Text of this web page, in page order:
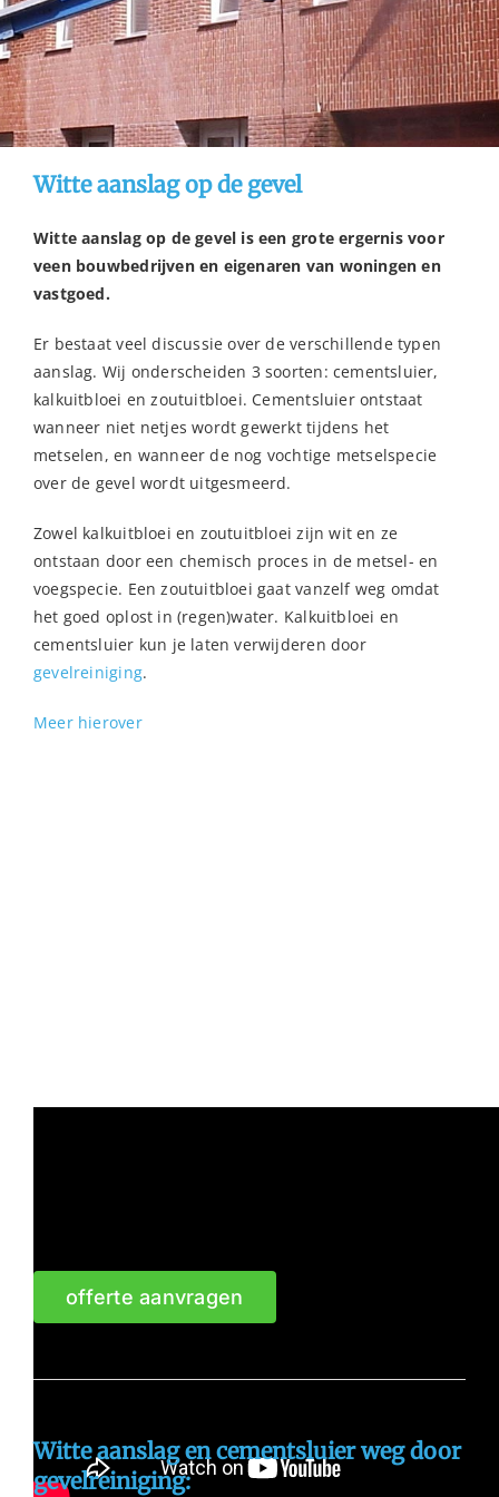
Witte aanslag op de gevel
Witte aanslag op de gevel is een grote ergernis voor
veen bouwbedrijven en eigenaren van woningen en
vastgoed.
Er bestaat veel discussie over de verschillende typen
aanslag. Wij onderscheiden 3 soorten: cementsluier,
kalkuitbloei en zoutuitbloei. Cementsluier ontstaat
wanneer niet netjes wordt gewerkt tijdens het
metselen, en wanneer de nog vochtige metselspecie
over de gevel wordt uitgesmeerd.
Zowel kalkuitbloei en zoutuitbloei zijn wit en ze
ontstaan door een chemisch proces in de metsel- en
voegspecie. Een zoutuitbloei gaat vanzelf weg omdat
het goed oplost in (regen)water. Kalkuitbloei en
cementsluier kun je laten verwijderen door
gevelreiniging.
Meer hierover
offerte aanvragen
Witte aanslag en cementsluier weg door
gevelreiniging: